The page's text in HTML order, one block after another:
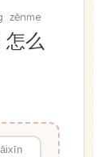
zěnme
怎么